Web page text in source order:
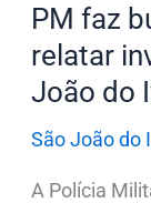
PM faz
relatar
João do
São João do
A Polícia
em
São
João
do